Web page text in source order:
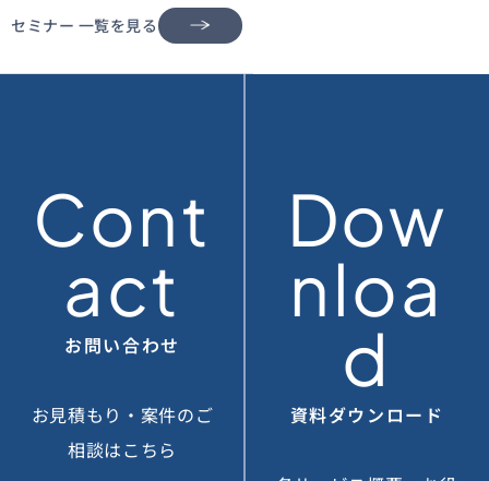
セミナー 一覧を見る
Cont
act
お問い合わせ
お見積もり・案件のご
相談はこちら
Dow
nloa
d
資料ダウンロード